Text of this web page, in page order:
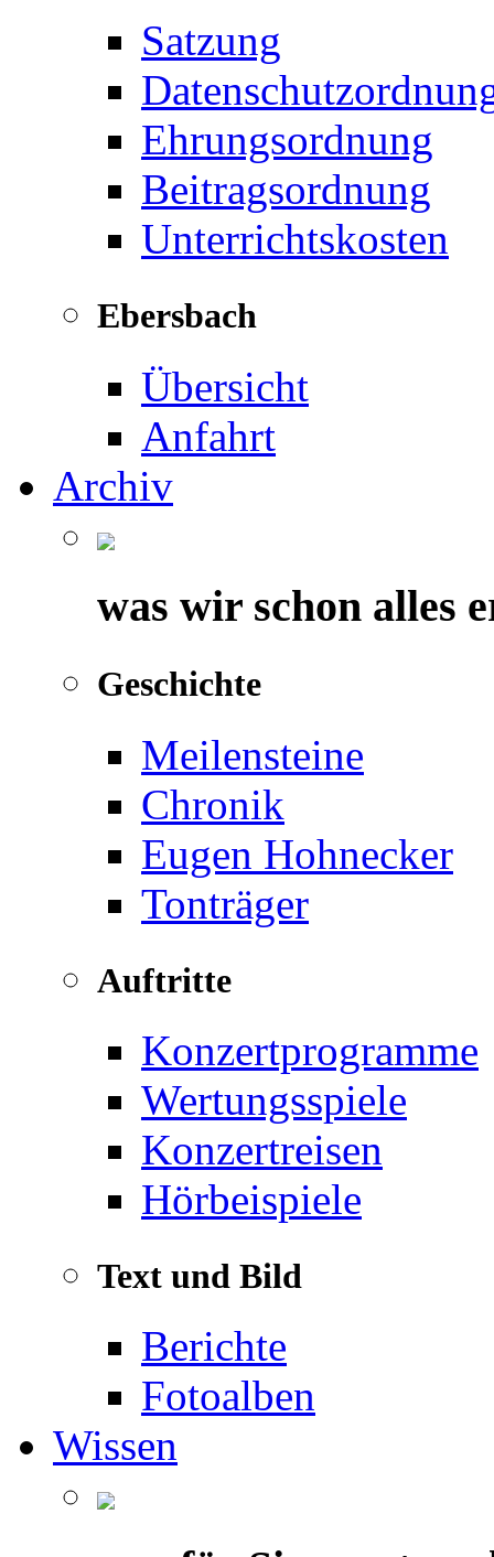
Satzung
Ehrungsordnung
Beitragsordnung
Unterrichtskosten
Ebersbach
Übersicht
Anfahrt
Archiv
was wir schon alles
Geschichte
Meilensteine
Chronik
Eugen Hohnecker
Tonträger
Auftritte
Konzertprogramme
Wertungsspiele
Konzertreisen
Hörbeispiele
Text und Bild
Berichte
Fotoalben
Wissen